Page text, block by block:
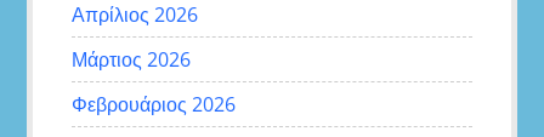
Απρίλιος 2026
Μάρτιος 2026
Φεβρουάριος 2026